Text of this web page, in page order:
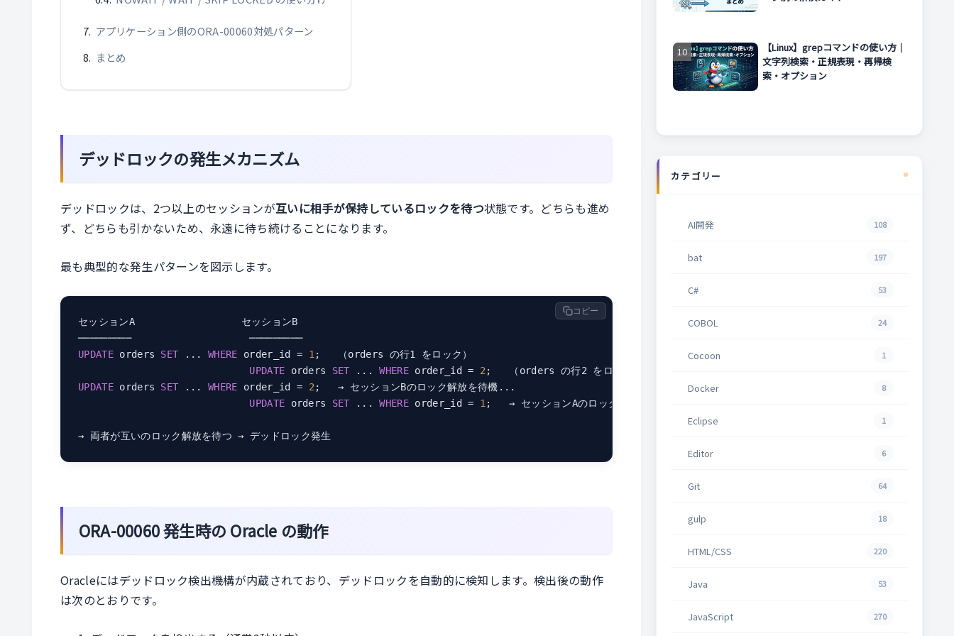
アプリケーション側のORA-00060対処パターン
まとめ
デッドロックの発生メカニズム
デッドロックは、2つ以上のセッションが互いに相手が保持しているロックを待つ状態です。どちらも進め
ず、どちらも引かないため、永遠に待ち続けることになります。
最も典型的な発生パターンを図示します。
セッションA                  セッションB
─────────                    ─────────
UPDATE orders SET ... WHERE order_id = 1 ;   （orders の行1 をロック）
UPDATE orders SET ... WHERE order_id = 2
UPDATE orders SET ... WHERE order_id = 2 ;   → セッションBのロック解放を待機...
UPDATE orders SET ... WHERE order_id = 1 ;   → セッションAのロック解放を待機...
コピー
ORA-00060 発生時の Oracle の動作
Oracleにはデッドロック検出機構が内蔵されており、デッドロックを自動的に検知します。検出後の動作
は次のとおりです。
【Linux】grepコマンドの使い方｜
文字列検索・正規表現・再帰検
索・オプション
カテゴリー
AI開発 108
bat 197
C# 53
COBOL 24
Cocoon 1
Docker 8
Eclipse 1
Editor 6
Git 64
gulp 18
HTML/CSS 220
Java 53
JavaScript 270